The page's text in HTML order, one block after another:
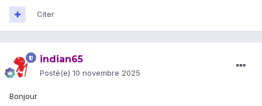
Citer
indian65
Posté(e) 10 novembre 2025
Bonjour